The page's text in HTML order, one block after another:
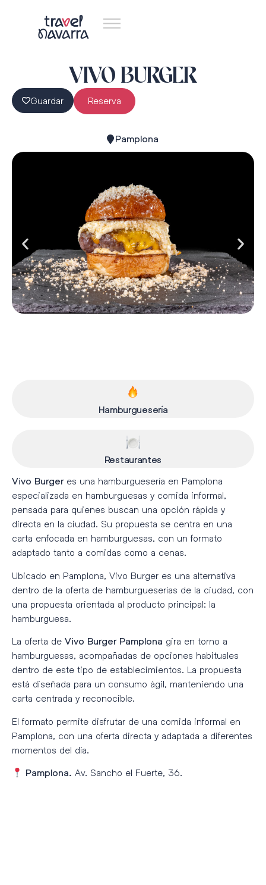
VIVO BURGER
Guardar Reserva
Pamplona
Hamburguesería
Restaurantes
Vivo Burger es una hamburguesería en Pamplona
especializada en hamburguesas y comida informal,
pensada para quienes buscan una opción rápida y
directa en la ciudad. Su propuesta se centra en una
carta enfocada en hamburguesas, con un formato
adaptado tanto a comidas como a cenas.
Ubicado en Pamplona, Vivo Burger es una alternativa
dentro de la oferta de hamburgueserías de la ciudad, con
una propuesta orientada al producto principal: la
hamburguesa.
La oferta de Vivo Burger Pamplona gira en torno a
hamburguesas, acompañadas de opciones habituales
dentro de este tipo de establecimientos. La propuesta
está diseñada para un consumo ágil, manteniendo una
carta centrada y reconocible.
El formato permite disfrutar de una comida informal en
Pamplona, con una oferta directa y adaptada a diferentes
momentos del día.
Pamplona. Av. Sancho el Fuerte, 36.